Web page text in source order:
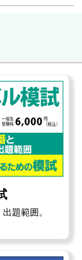
題範囲。